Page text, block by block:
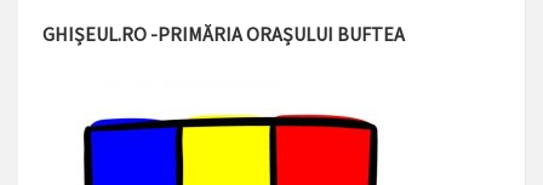
GHIȘEUL.RO -PRIMĂRIA ORAȘULUI BUFTEA